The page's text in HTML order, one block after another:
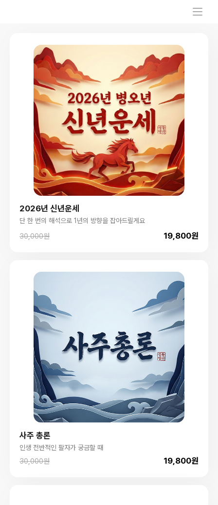
2026년 신년운세
단 한 번의 해석으로 1년의 방향을 잡아드릴게요
30,000원 19,800원
사주 총론
인생 전반적인 팔자가 궁금할 때
30,000원 19,800원